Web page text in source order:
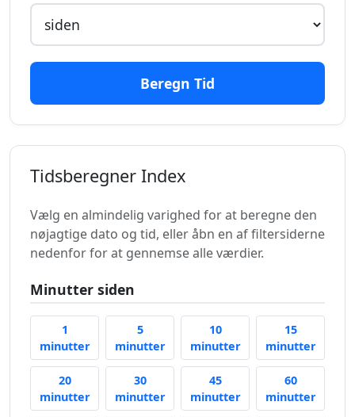
Beregn Tid
Tidsberegner Index
Vælg en almindelig varighed for at beregne den
nøjagtige dato og tid, eller åbn en af filtersiderne
nedenfor for at gennemse alle værdier.
Minutter siden
1
minutter1 minut siden
5
minutter5 minutter siden
10
minutter10 minutter siden
15
minutter15
20
minutter20 minutter siden
30
minutter30 minutter siden
45
minutter45 minutter siden
60
minutter60